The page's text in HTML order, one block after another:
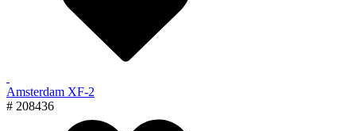
Amsterdam XF-2
# 208436